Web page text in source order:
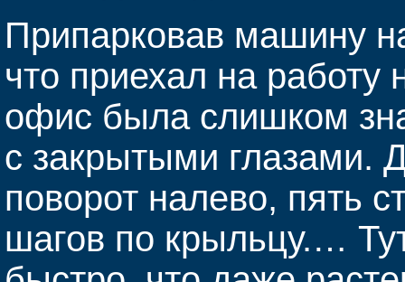
Припарковав машину
что приехал на
офис была слишком
с закрытыми глазами.
поворот налево, пять
шагов по крыльцу.…